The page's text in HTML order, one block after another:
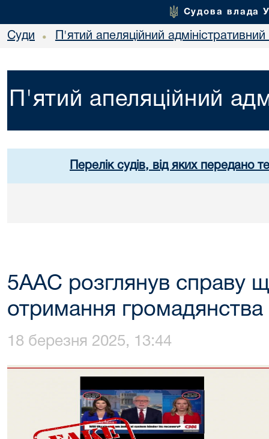
Судова влада
Суди • П'ятий апеляційний адміністративний
П'ятий апеляційний
Перелік судів, від яких передано
5ААС розглянув справу
отримання громадянства
18 березня 2025, 13:44